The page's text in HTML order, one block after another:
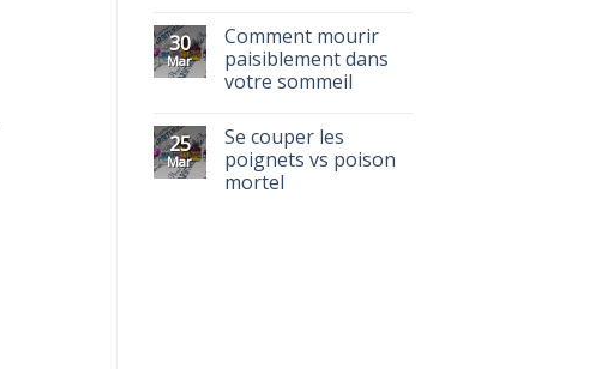
30
Mar
Comment mourir
paisiblement dans
votre sommeil
25
Mar
Se couper les
poignets vs poison
mortel